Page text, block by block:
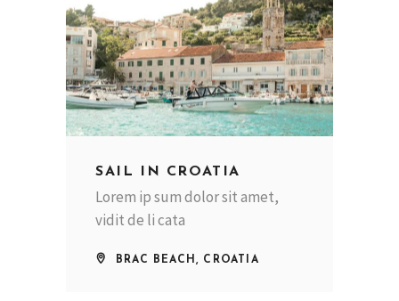
SAIL IN CROATIA
Lorem ip sum dolor sit amet,
vidit de li cata
BRAC BEACH, CROATIA